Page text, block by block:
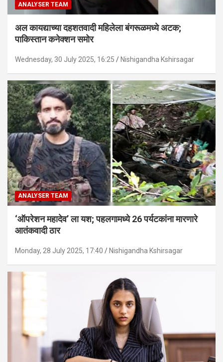
ANALYSER TEAM
अल कायद्याच्या दहशतवादी महिलेला बंगरूळमध्ये अटक;
पाकिस्तान कनेक्शन समोर
Wednesday, 30 July 2025, 16:25 Nishigandha Kshirsagar
ANALYSER TEAM
‘ऑपरेशन महादेव’ ला यश; पहलगामध्ये 26 पर्यटकांना मारणारे
आतंकवादी ठार
Monday, 28 July 2025, 17:40 Nishigandha Kshirsagar